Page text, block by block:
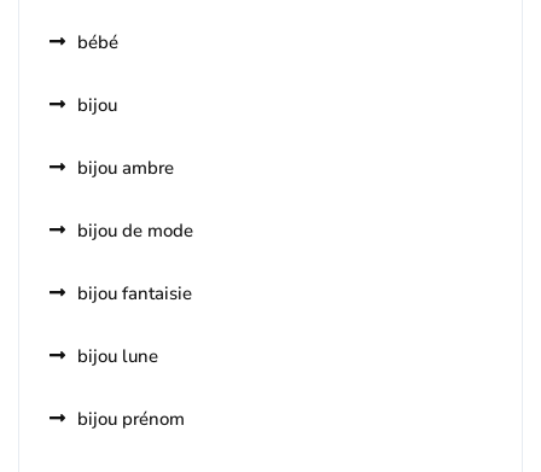
bébé
bijou
bijou ambre
bijou de mode
bijou fantaisie
bijou lune
bijou prénom